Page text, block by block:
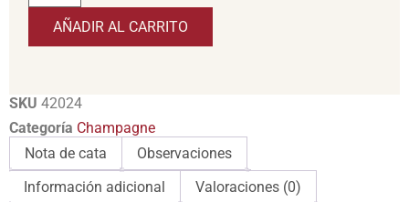
AÑADIR AL CARRITO
SKU 42024
Categoría Champagne
Nota de cata
Observaciones
Información adicional
Valoraciones (0)